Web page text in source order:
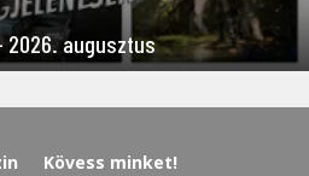
2026. augusztus
Kövess minket!